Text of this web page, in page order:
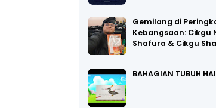
Gemilang di
Kebangsaan: Cikgu
Shafura & Cikgu
BAHAGIAN TUBUH